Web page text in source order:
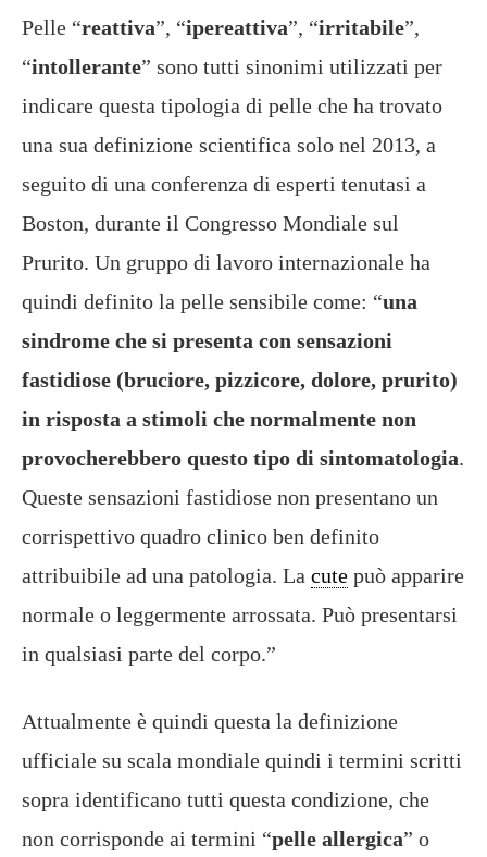
Pelle “reattiva”, “ipereattiva”, “irritabile”,
“intollerante” sono tutti sinonimi utilizzati per
indicare questa tipologia di pelle che ha trovato
una sua definizione scientifica solo nel 2013, a
seguito di una conferenza di esperti tenutasi a
Boston, durante il Congresso Mondiale sul
Prurito. Un gruppo di lavoro internazionale ha
quindi definito la pelle sensibile come: “una
sindrome che si presenta con sensazioni
fastidiose (bruciore, pizzicore, dolore, prurito)
in risposta a stimoli che normalmente non
provocherebbero questo tipo di sintomatologia.
Queste sensazioni fastidiose non presentano un
corrispettivo quadro clinico ben definito
attribuibile ad una patologia. La cute può apparire
normale o leggermente arrossata. Può presentarsi
in qualsiasi parte del corpo.”
Attualmente è quindi questa la definizione
ufficiale su scala mondiale quindi i termini scritti
sopra identificano tutti questa condizione, che
non corrisponde ai termini “pelle allergica” o